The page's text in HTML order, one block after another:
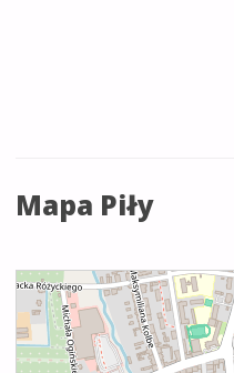
Mapa Piły